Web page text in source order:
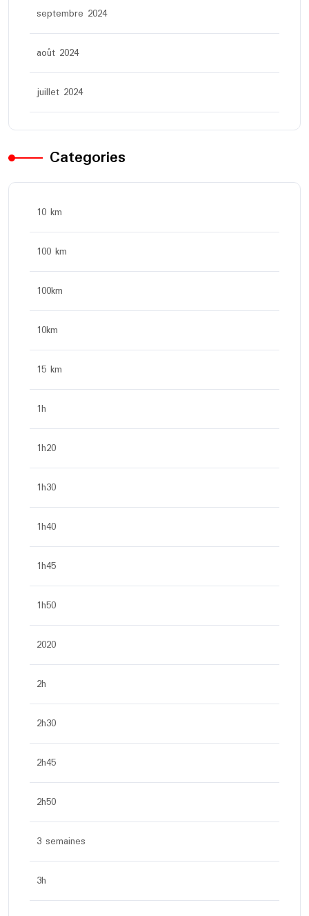
septembre 2024
août 2024
juillet 2024
Categories
10 km
100 km
100km
10km
15 km
1h
1h20
1h30
1h40
1h45
1h50
2020
2h
2h30
2h45
2h50
3 semaines
3h